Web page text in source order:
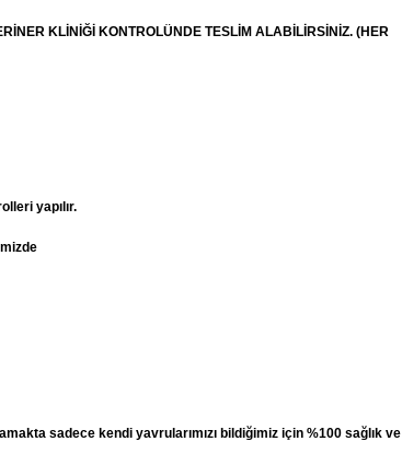
KLİNİĞİ KONTROLÜNDE TESLİM ALABİLİRSİNİZ. (HER
yapılır.
sadece kendi yavrularımızı bildiğimiz için %100 sağlık ve